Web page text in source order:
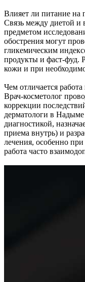
Влияет ли питание на
Связь между диетой и
предметом
обострения могут
гликемическим
продукты и фаст-фуд.
кожи и при
Чем отличается
Врач-косметолог
коррекции
дерматологи в
диагностикой,
приема внутрь) и
лечения, особенно
работа часто